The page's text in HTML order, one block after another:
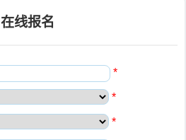
在线报名
*
*
*